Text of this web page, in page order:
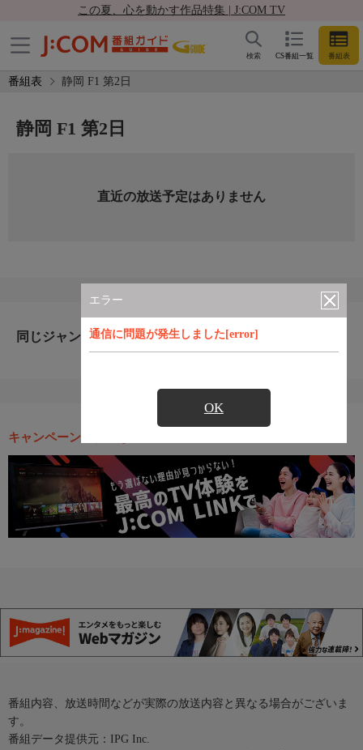
この夏、心を動かす作品特集 | J:COM TV
CS番組一覧 番組表
検索
番組表 静岡 F1 第2日
エラー
通信に問題が発生しました[error]
OK
静岡 F1 第2日
直近の放送予定はありません
同じジャンルのおすすめ番組
キャンペーン・お得な情報
番組内容、放送時間などが実際の放送内容と異なる場合がございま
す。
番組データ提供元：IPG Inc.